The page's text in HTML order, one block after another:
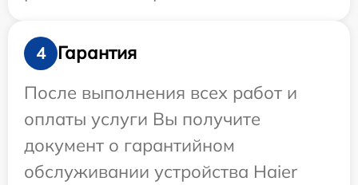
4
Гарантия
После выполнения всех работ и
оплаты услуги Вы получите
документ о гарантийном
обслуживании устройства Haier